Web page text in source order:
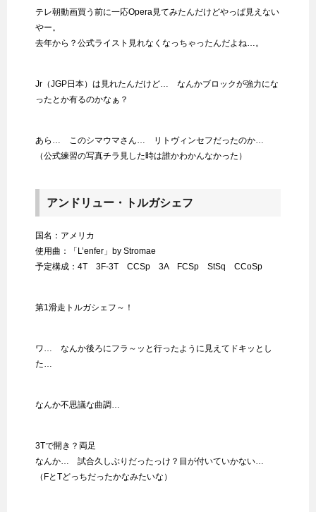
テレ朝動画買う前に一応Opera見てみたんだけどやっぱ見えない
やー。
去年から？公式ライスト見れなくなっちゃったんだよね…。
Jr（JGP日本）は見れたんだけど… なんかブロックが強力にな
ったとか有るのかなぁ？
あら… このシマウマさん… リトヴィンセフだったのか…
（公式練習の写真チラ見した時は誰かわかんなかった）
アンドリュー・トルガシェフ
国名：アメリカ
使用曲：「L’enfer」by Stromae
予定構成：4T 3F-3T CCSp 3A FCSp StSq CCoSp
第1滑走トルガシェフ～！
ワ… なんか後ろにフラ～ッと行ったように見えてドキッとし
た…
なんか不思議な曲調…
3Tで開き？両足
なんか… 試合久しぶりだったっけ？目が付いていかない…
（FとTどっちだったかなみたいな）